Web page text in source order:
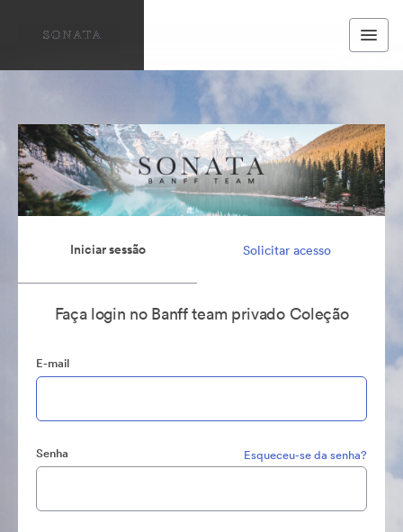
Iniciar sessão Solicitar acesso
Faça login no Banff team privado Coleção
E-mail
Senha Esqueceu-se da senha?